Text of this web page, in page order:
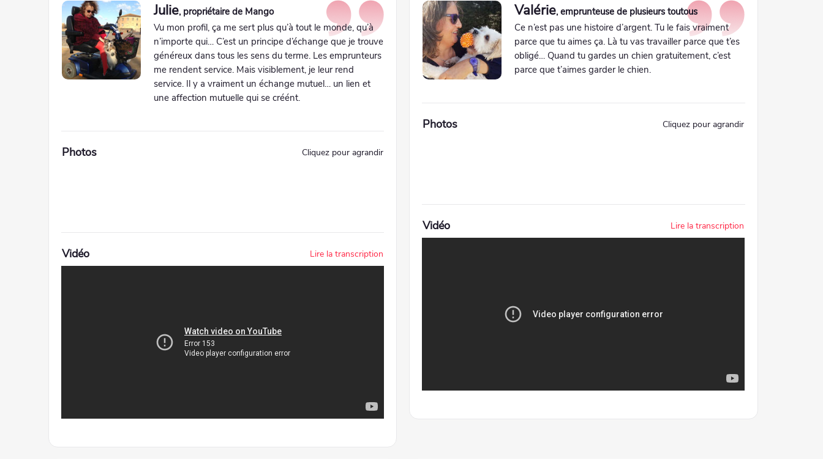
Julie, propriétaire de Mango
Vu mon profil, ça me sert plus qu’à tout le monde, qu’à
n’importe qui… C’est un principe d’échange que je trouve
généreux dans tous les sens du terme. Les emprunteurs
me rendent service. Mais visiblement, je leur rend
service. Il y a vraiment un échange mutuel… un lien et
une affection mutuelle qui se créént.
Photos Cliquez pour agrandir
Vidéo Lire la transcription
Valérie, emprunteuse de plusieurs toutous
Ce n’est pas une histoire d’argent. Tu le fais vraiment
parce que tu aimes ça. Là tu vas travailler parce que t’es
obligé… Quand tu gardes un chien gratuitement, c’est
parce que t’aimes garder le chien.
Photos Cliquez pour agrandir
Vidéo Lire la transcription